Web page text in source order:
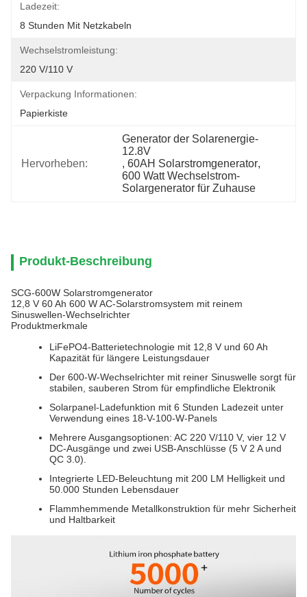
Ladezeit:
8 Stunden Mit Netzkabeln
Wechselstromleistung:
220 V/110 V
Verpackung Informationen:
Papierkiste
Hervorheben:
Generator der Solarenergie-
12.8V
, 60AH Solarstromgenerator,
600 Watt Wechselstrom-
Solargenerator für Zuhause
Produkt-Beschreibung
SCG-600W Solarstromgenerator
12,8 V 60 Ah 600 W AC-Solarstromsystem mit reinem
Sinuswellen-Wechselrichter
Produktmerkmale
LiFePO4-Batterietechnologie mit 12,8 V und 60 Ah
Kapazität für längere Leistungsdauer
Der 600-W-Wechselrichter mit reiner Sinuswelle sorgt für
stabilen, sauberen Strom für empfindliche Elektronik
Solarpanel-Ladefunktion mit 6 Stunden Ladezeit unter
Verwendung eines 18-V-100-W-Panels
Mehrere Ausgangsoptionen: AC 220 V/110 V, vier 12 V
DC-Ausgänge und zwei USB-Anschlüsse (5 V 2 A und
QC 3.0).
Integrierte LED-Beleuchtung mit 200 LM Helligkeit und
50.000 Stunden Lebensdauer
Flammhemmende Metallkonstruktion für mehr Sicherheit
und Haltbarkeit